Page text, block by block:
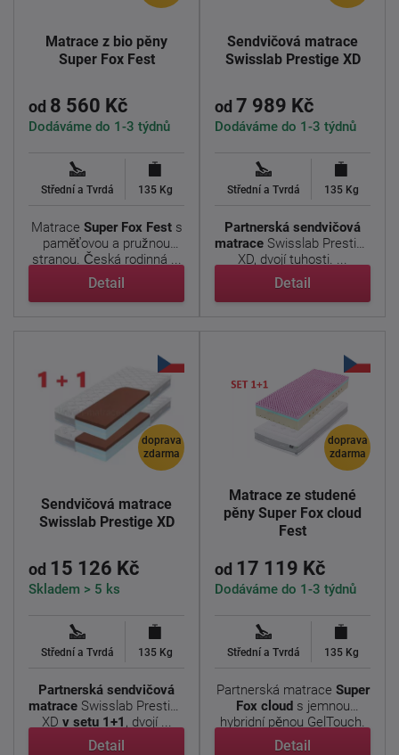
Matrace z bio pěny
Super Fox Fest
od 8 560 Kč
Dodáváme do 1-3 týdnů
Střední a Tvrdá 135 Kg
Matrace Super Fox Fests
paměťovou a pružnou
stranou. Česká rodinná ...
Detail
Sendvičová matrace
Swisslab Prestige XD
od 7 989 Kč
Dodáváme do 1-3 týdnů
Střední a Tvrdá 135 Kg
Partnerská sendvičová
matrace Swisslab Prestige
XD, dvojí tuhosti. ...
Detail
doprava
zdarma
Sendvičová matrace
Swisslab Prestige XD
od 15 126 Kč
Skladem > 5 ks
Střední a Tvrdá 135 Kg
Partnerská sendvičová
matrace Swisslab Prestige
XD v setu 1+1 , dvojí ...
Detail
doprava
zdarma
Matrace ze studené
pěny Super Fox cloud
Fest
od 17 119 Kč
Dodáváme do 1-3 týdnů
Střední a Tvrdá 135 Kg
Partnerská matrace Super
Fox clouds jemnou
hybridní pěnou GelTouch.
...
Detail